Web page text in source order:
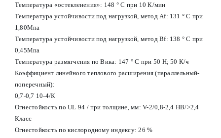
Температура «остекленения»: 148 ° С при 10 К/мин
Температура устойчивости под нагрузкой, метод Af: 131 ° С при
1,80Мпа
Температура устойчивости под нагрузкой, метод Вf: 138 ° С при
0,45Мпа
Температура размягчения по Вика: 147 ° С при 50 Н; 50 К/ч
Коэффициент линейного теплового расширения (параллельный-
поперечный):
0,7-0,7 10-4/К
Огнестойкость по UL 94 / при толщине, мм: V-2/0,8-2,4 HB/>2,4
Класс
Огнестойкость по кислородному индексу: 26 %